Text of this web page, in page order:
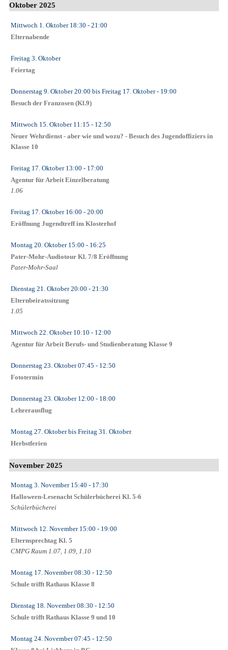
Oktober 2025
Mittwoch 1. Oktober18:30 - 21:00
Elternabende
Freitag 3. Oktober
Feiertag
Donnerstag 9. Oktober20:00 bis Freitag 17. Oktober- 19:00
Besuch der Franzosen (Kl.9)
Mittwoch 15. Oktober11:15 - 12:50
Neuer Wehrdienst - aber wie und wozu? - Besuch des Jugendoffiziers in
Klasse 10
Freitag 17. Oktober13:00 - 17:00
Agentur für Arbeit Einzelberatung
1.06
Freitag 17. Oktober16:00 - 20:00
Eröffnung Jugendtreff im Klosterhof
Montag 20. Oktober15:00 - 16:25
Pater-Mohr-Audiotour Kl. 7/8 Eröffnung
Pater-Mohr-Saal
Dienstag 21. Oktober20:00 - 21:30
Elternbeiratssitzung
1.05
Mittwoch 22. Oktober10:10 - 12:00
Agentur für Arbeit Berufs- und Studienberatung Klasse 9
Donnerstag 23. Oktober07:45 - 12:50
Fototermin
Donnerstag 23. Oktober12:00 - 18:00
Lehrerausflug
Montag 27. Oktoberbis Freitag 31. Oktober
Herbstferien
November 2025
Montag 3. November15:40 - 17:30
Halloween-Lesenacht Schülerbücherei Kl. 5-6
Schülerbücherei
Mittwoch 12. November15:00 - 19:00
Elternsprechtag Kl. 5
CMPG Raum 1.07, 1.09, 1.10
Montag 17. November08:30 - 12:50
Schule trifft Rathaus Klasse 8
Dienstag 18. November08:30 - 12:50
Schule trifft Rathaus Klasse 9 und 10
Montag 24. November07:45 - 12:50